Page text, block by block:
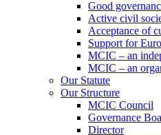
Good
Active civil
Acceptance of
Support for
MCIC – an
MCIC – an
Our Statute
Our Structure
MCIC Council
Governance
Director